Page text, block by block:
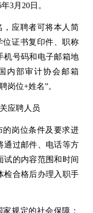
3月20日。
，应聘者可将本人简
位证书复印件、职称
机号码和电子邮箱地
内部审计协会邮箱
岗位+姓名”。
应聘人员
的岗位条件及要求进
通过邮件、电话等方
试的内容范围和时间
检合格后办理入职手
规定的社会保障；